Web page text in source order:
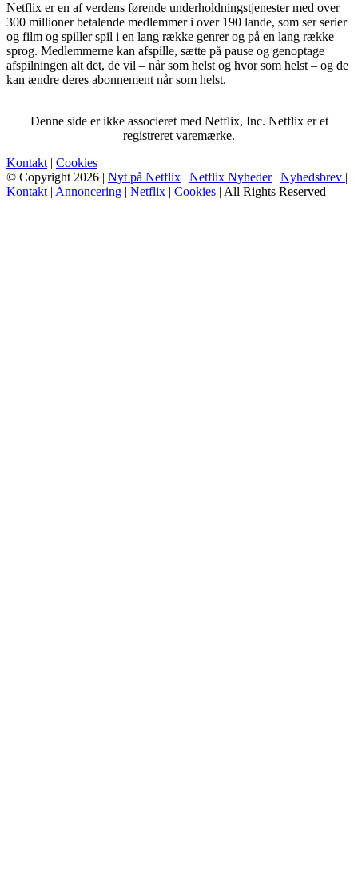
Netflix er en af verdens førende underholdningstjenester med over
300 millioner betalende medlemmer i over 190 lande, som ser serier
og film og spiller spil i en lang række genrer og på en lang række
sprog. Medlemmerne kan afspille, sætte på pause og genoptage
afspilningen alt det, de vil – når som helst og hvor som helst – og de
kan ændre deres abonnement når som helst.
Denne side er ikke associeret med Netflix, Inc. Netflix er et
registreret varemærke.
Kontakt | Cookies
© Copyright 2026 | Nyt på Netflix | Netflix Nyheder| Nyhedsbrev |
Kontakt | Annoncering | Netflix | Cookies | All Rights Reserved